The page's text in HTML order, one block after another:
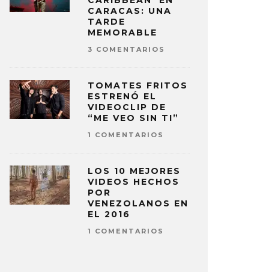
CARACAS: UNA
TARDE
MEMORABLE
3 COMENTARIOS
TOMATES FRITOS
ESTRENÓ EL
VIDEOCLIP DE
“ME VEO SIN TI”
1 COMENTARIOS
LOS 10 MEJORES
VIDEOS HECHOS
POR
VENEZOLANOS EN
EL 2016
1 COMENTARIOS